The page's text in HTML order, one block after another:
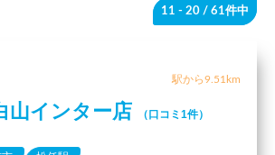
11 - 20 / 61件中
駅から9.51km
山インター店 （口コミ1件）